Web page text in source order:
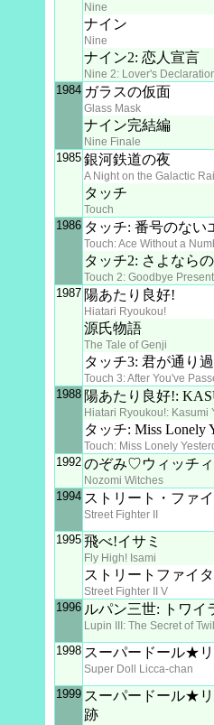
Nine
ナイン
Nine
ナイン2: 恋人宣言
Nine 2: Lover's
1984 ガラスの仮面
Glass Mask
ナイン完結編
Nine Finale
1985 銀河鉄道の夜
A Night on the Galactic
タッチ
Touch
1986 タッチ: 番号のない
Touch: Ace Without a
タッチ2: さよなら
Touch 2: Goodbye Present
1987 陽あたり良好!
Hiatari Ryoukou!
源氏物語
The Tale of Genji
タッチ3: 君が通り
Touch 3: After You've
1988 陽あたり良好!:
Hiatari Ryoukou!: Kasumi
タッチ: Miss Lonely
Touch: Miss Lonely
1992 のぞみ♡ウィッチ
Nozomi Witches
1994 ストリート・ファ
Street Fighter II
1995 飛べ!イサミ
Fly High! Isami
ストリートファイ
Street Fighter II V
1996 ルパン三世: トワ
Lupin III: The Secret of
1998 スーパードール★
Super Doll Licca-chan
1999 スーパードール★
跡